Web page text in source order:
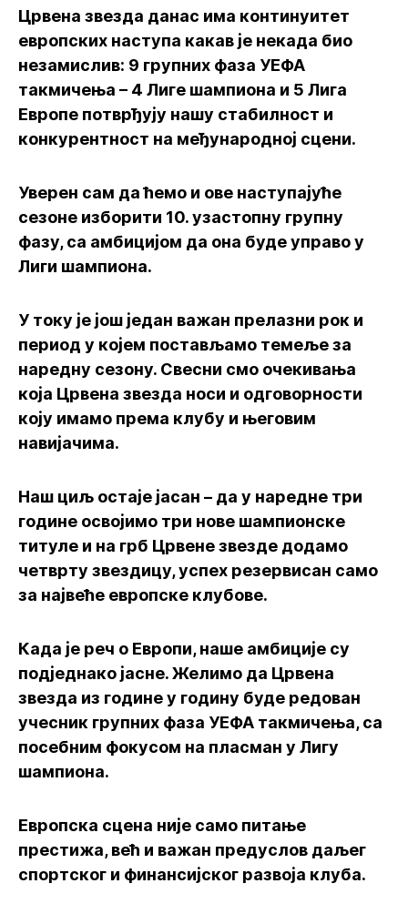
Црвена звезда данас има континуитет
европских наступа какав је некада био
незамислив: 9 групних фаза УЕФА
такмичења – 4 Лиге шампиона и 5 Лига
Европе потврђују нашу стабилност и
конкурентност на међународној сцени.
Уверен сам да ћемо и ове наступајуће
сезоне изборити 10. узастопну групну
фазу, са амбицијом да она буде управо у
Лиги шампиона.
У току је још један важан прелазни рок и
период у којем постављамо темеље за
наредну сезону. Свесни смо очекивања
која Црвена звезда носи и одговорности
коју имамо према клубу и његовим
навијачима.
Наш циљ остаје јасан – да у наредне три
године освојимо три нове шампионске
титуле и на грб Црвене звезде додамо
четврту звездицу, успех резервисан само
за највеће европске клубове.
Када је реч о Европи, наше амбиције су
подједнако јасне. Желимо да Црвена
звезда из године у годину буде редован
учесник групних фаза УЕФА такмичења, са
посебним фокусом на пласман у Лигу
шампиона.
Европска сцена није само питање
престижа, већ и важан предуслов даљег
спортског и финансијског развоја клуба.